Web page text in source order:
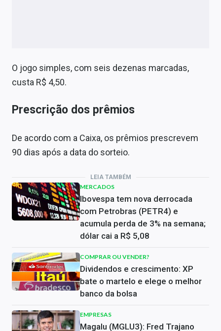
O jogo simples, com seis dezenas marcadas,
custa R$ 4,50.
Prescrição dos prêmios
De acordo com a Caixa, os prêmios prescrevem
90 dias após a data do sorteio.
LEIA TAMBÉM
MERCADOS
Ibovespa tem nova derrocada
com Petrobras (PETR4) e
acumula perda de 3% na semana;
dólar cai a R$ 5,08
COMPRAR OU VENDER?
Dividendos e crescimento: XP
bate o martelo e elege o melhor
banco da bolsa
EMPRESAS
Magalu (MGLU3): Fred Trajano